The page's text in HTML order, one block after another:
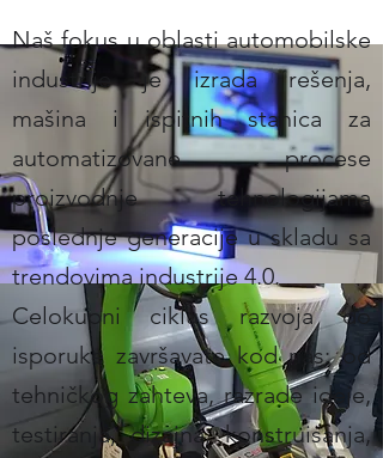
Naš fokus u oblasti automobilske
industrije je izrada rešenja,
mašina i ispitnih stanica za
automatizovane procese
proizvodnje tehnologijama
poslednje generacije u skladu sa
trendovima industrije 4.0.
Celokupni ciklus razvoja do
isporuke završavate kod nas: od
tehničkog zahteva, razrade ideje,
testiranja, dizajna, konstruisanja,